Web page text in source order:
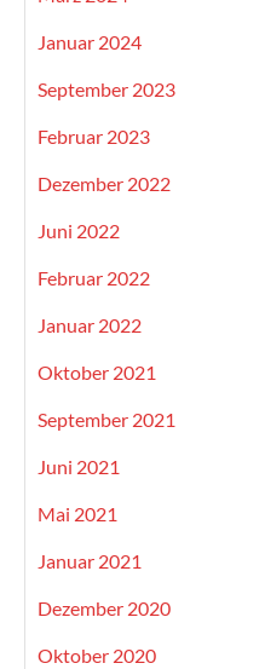
Januar 2024
September 2023
Februar 2023
Dezember 2022
Juni 2022
Februar 2022
Januar 2022
Oktober 2021
September 2021
Juni 2021
Mai 2021
Januar 2021
Dezember 2020
Oktober 2020